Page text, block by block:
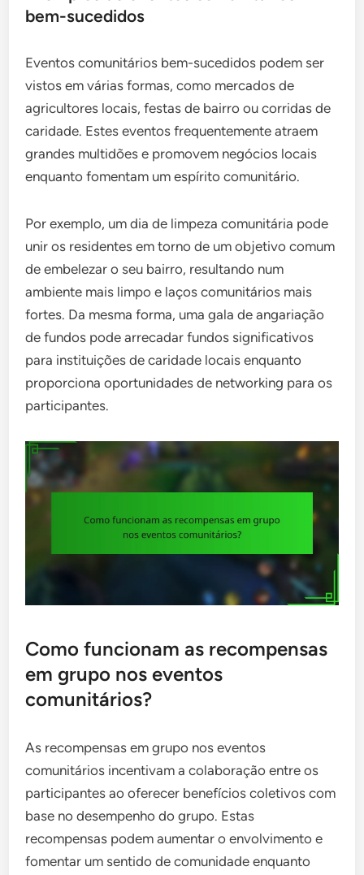
bem-sucedidos
Eventos comunitários bem-sucedidos podem ser
vistos em várias formas, como mercados de
agricultores locais, festas de bairro ou corridas de
caridade. Estes eventos frequentemente atraem
grandes multidões e promovem negócios locais
enquanto fomentam um espírito comunitário.
Por exemplo, um dia de limpeza comunitária pode
unir os residentes em torno de um objetivo comum
de embelezar o seu bairro, resultando num
ambiente mais limpo e laços comunitários mais
fortes. Da mesma forma, uma gala de angariação
de fundos pode arrecadar fundos significativos
para instituições de caridade locais enquanto
proporciona oportunidades de networking para os
participantes.
Como funcionam as recompensas
em grupo nos eventos
comunitários?
As recompensas em grupo nos eventos
comunitários incentivam a colaboração entre os
participantes ao oferecer benefícios coletivos com
base no desempenho do grupo. Estas
recompensas podem aumentar o envolvimento e
fomentar um sentido de comunidade enquanto